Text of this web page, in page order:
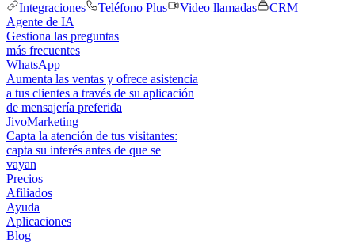
Integraciones
Teléfono Plus Video llamadas
CRM
Agente de IA
Gestiona las preguntas
más frecuentes
WhatsApp
Aumenta las ventas y ofrece asistencia
a tus clientes a través de su aplicación
de mensajería preferida
JivoMarketing
Capta la atención de tus visitantes:
capta su interés antes de que se
vayan
Precios
Afiliados
Ayuda
Aplicaciones
Blog